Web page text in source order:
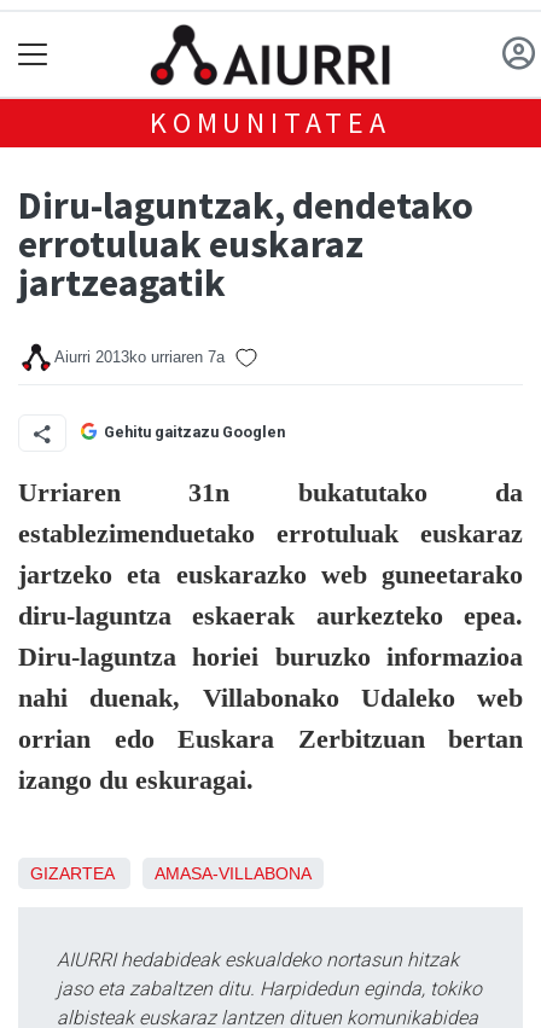
KOMUNITATEA
Diru-laguntzak, dendetako
errotuluak euskaraz
jartzeagatik
Aiurri 2013ko urriaren 7a
Gehitu gaitzazu Googlen
Urriaren 31n bukatutako da
establezimenduetako errotuluak euskaraz
jartzeko eta euskarazko web guneetarako
diru-laguntza eskaerak aurkezteko epea.
Diru-laguntza horiei buruzko informazioa
nahi duenak, Villabonako Udaleko web
orrian edo Euskara Zerbitzuan bertan
izango du eskuragai.
GIZARTEA AMASA-VILLABONA
AIURRI hedabideak eskualdeko nortasun hitzak
jaso eta zabaltzen ditu. Harpidedun eginda, tokiko
albisteak euskaraz lantzen dituen komunikabidea